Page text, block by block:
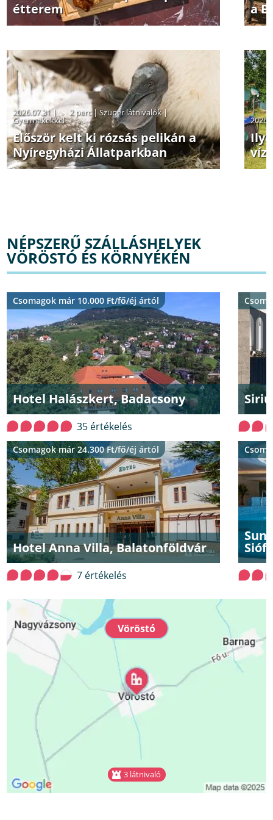
étterem
a
2026.07.31 | 2 perc|Szuper látnivalók|
Gyermekekkel
Először kelt ki rózsás pelikán a
Nyíregyházi Állatparkban
NÉPSZERŰ SZÁLLÁSHELYEK
VÖRÖSTÓ ÉS KÖRNYÉKÉN
Hotel Halászkert, Badacsony
Csomagok már 10.000 Ft/fő/éj ártól
35 értékelés
Hotel Anna Villa, Balatonföldvár
Csomagok már 24.300 Ft/fő/éj ártól
7 értékelés
Vöröstó
3 látnivaló